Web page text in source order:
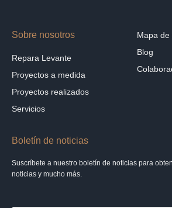
Sobre nosotros
Repara Levante
Proyectos a medida
Proyectos realizados
Servicios
Mapa de
Blog
Boletín de noticias
Suscríbete a nuestro boletín de noticias para
noticias y mucho más.